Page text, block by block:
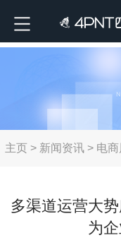
主页> 新闻资讯> 电
多渠道运营大
为